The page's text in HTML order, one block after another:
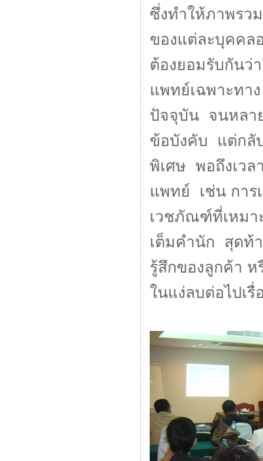
ซึ่งทำให้ภาพรว
ของแต่ละบุคคล
ต้องยอมรับกันว่
แพทย์เฉพาะทา
ปัจจุบัน จนหลา
ข้อบังคับ แต่กลับ
พิเศษ พอถึงเวล
แพทย์ เช่น การ
เวชภัณฑ์ที่เหมา
เต็มคำนัก สุดท้
รู้สึกของลูกค้า
ในแง่ลบต่อไปเรื่